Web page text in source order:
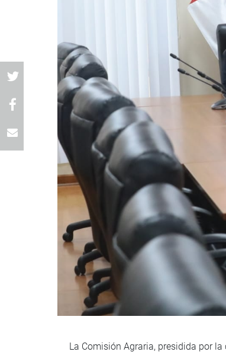
La Comisión Agraria, presidida por